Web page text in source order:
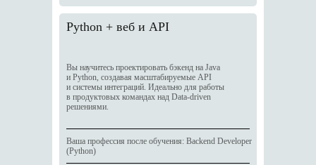
Python + веб и API
Вы научитесь проектировать бэкенд на Java
и Python, создавая масштабируемые API
и системы интеграций. Идеально для работы
в продуктовых командах над Data-driven
решениями.
Ваша профессия после обучения: Backend Developer
(Python)